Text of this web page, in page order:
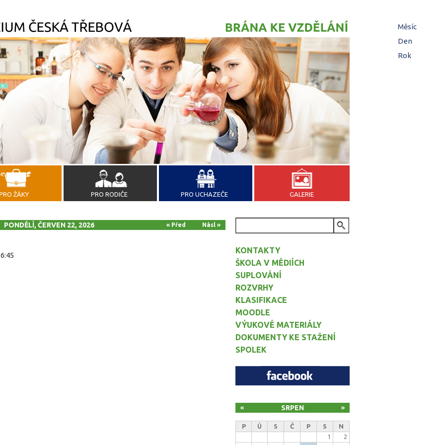
ŽÁKY PRO RODIČE PRO UCHAZEČE GALERIE
PONDĚLÍ, ČERVEN 22, 2026 « Před Násl »
KONTAKTY
ŠKOLA V MÉDIÍCH
SUPLOVÁNÍ
ROZVRHY
KLASIFIKACE
MOODLE
VÝUKOVÉ MATERIÁLY
DOKUMENTY KE STAŽENÍ
SPOLEK
SRPEN
« »
P Ú S Č P S
N
1
2
Měsíc
Den(aktivní
Rok